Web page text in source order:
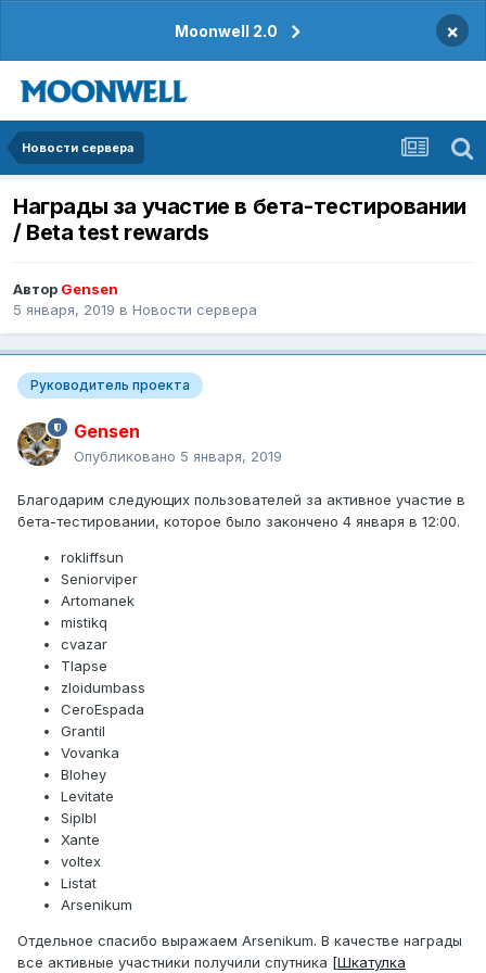
Moonwell 2.0 ×
Новости сервера
Награды за участие в бета-тестировании
/ Beta test rewards
Автор Gensen
5 января, 2019 в Новости сервера
Руководитель проекта
Gensen
Опубликовано 5 января, 2019
Благодарим следующих пользователей за активное участие в
бета-тестировании, которое было закончено 4 января в 12:00.
rokliffsun
Seniorviper
Artomanek
mistikq
cvazar
Tlapse
zloidumbass
CeroEspada
Grantil
Vovanka
Blohey
Levitate
Siplbl
Xante
voltex
Listat
Arsenikum
Отдельное спасибо выражаем Arsenikum. В качестве награды
все активные участники получили спутника [Шкатулка